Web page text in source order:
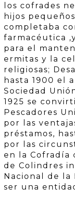
los cofrades
hijos
completaba
farmacéutica
para el
ermitas y la
religiosas;
hasta 1900 el
Sociedad
1925 se
Pescadores
por las
préstamos,
por las
en la Cofradía
de Colindres
Nacional de la
ser una